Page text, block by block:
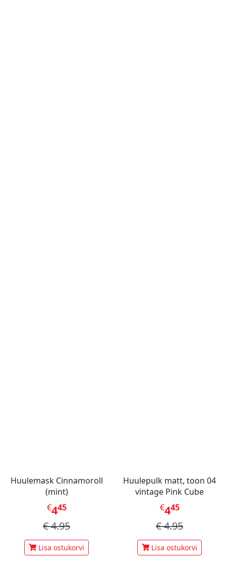
Huulemask Cinnamoroll
(mint)
€445
€4.95
Lisa ostukorvi
Huulepulk matt, toon 04
vintage Pink Cube
€445
€4.95
Lisa ostukorvi